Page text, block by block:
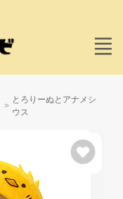
とろりーぬとアナメシ
ウス